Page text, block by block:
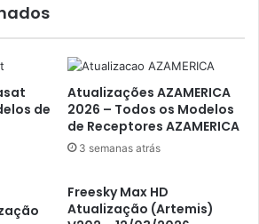
de
Atualizações AZAMERICA
2026 – Todos os Modelos
de Receptores AZAMERICA
3 semanas atrás
Freesky Max HD
Atualização (Artemis)